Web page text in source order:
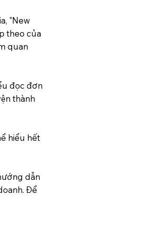
"New
theo của
quan
đọc đơn
thành
hiểu hết
dẫn
Để